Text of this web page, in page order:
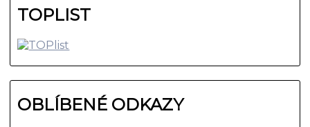
TOPLIST
OBLÍBENÉ ODKAZY